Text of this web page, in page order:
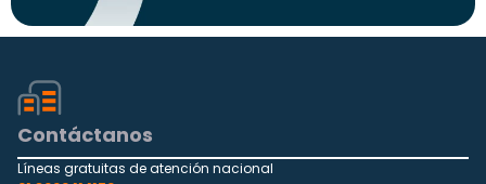
Contáctanos
Líneas gratuitas de atención nacional